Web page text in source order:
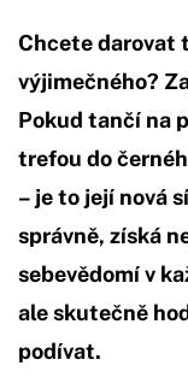
Chcete darovat
výjimečného?
Pokud tančí na
trefou do
– je to její nová
správně, získá
sebevědomí v
ale skutečně
podívat.